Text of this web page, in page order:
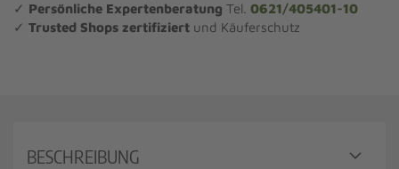
✓ Persönliche Expertenberatung Tel. 0621/405401-10
✓ Trusted Shops zertifiziert und Käuferschutz
BESCHREIBUNG